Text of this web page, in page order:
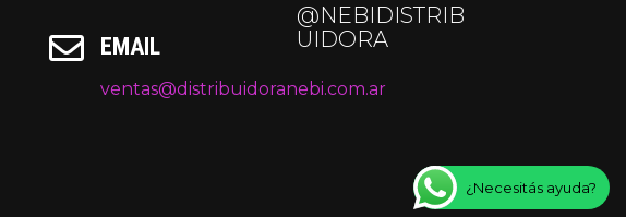
 EMAIL
ventas@distribuidoranebi.com.ar
@NEBIDISTRIB
UIDORA
¿Necesitás ayuda?